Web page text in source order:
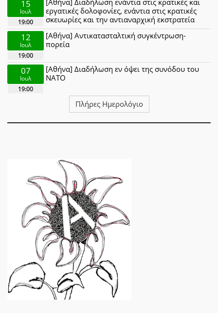
15
Ιουλ
19:00
εργατικές δολοφονίες, ενάντια στις κρατικές
σκευωρίες και την αντιαναρχική εκστρατεία
12
Ιουλ
19:00
[Αθήνα] Αντικατασταλτική συγκέντρωση-
πορεία
07
Ιουλ
19:00
[Αθήνα] Διαδήλωση εν όψει της συνόδου του
ΝΑΤΟ
Πλήρες Ημερολόγιο